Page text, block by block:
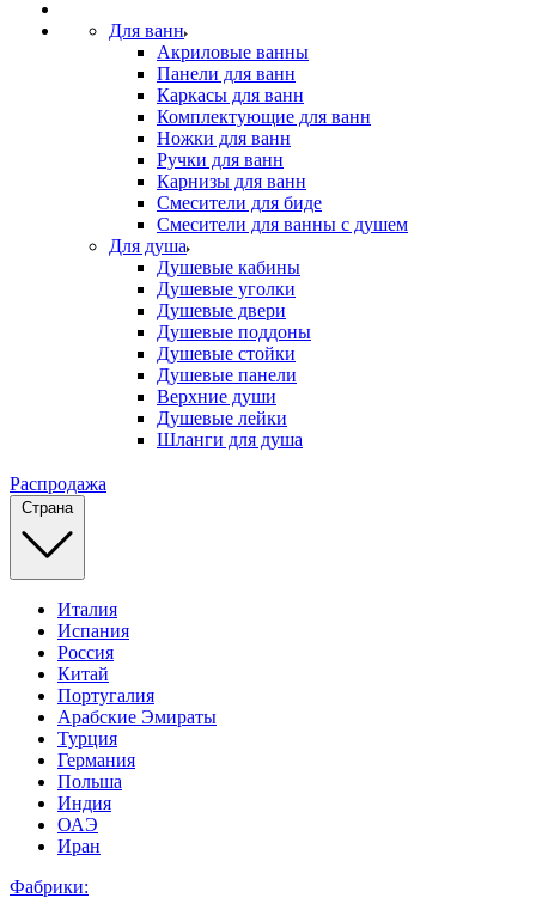
Для ванн
Акриловые ванны
Панели для ванн
Каркасы для ванн
Комплектующие для ванн
Ножки для ванн
Ручки для ванн
Карнизы для ванн
Смесители для биде
Смесители для ванны с душем
Для душа
Душевые кабины
Душевые уголки
Душевые двери
Душевые поддоны
Душевые стойки
Душевые панели
Верхние души
Душевые лейки
Шланги для душа
Распродажа
Страна
Италия
Испания
Россия
Китай
Португалия
Арабские Эмираты
Турция
Германия
Польша
Индия
ОАЭ
Иран
Фабрики: